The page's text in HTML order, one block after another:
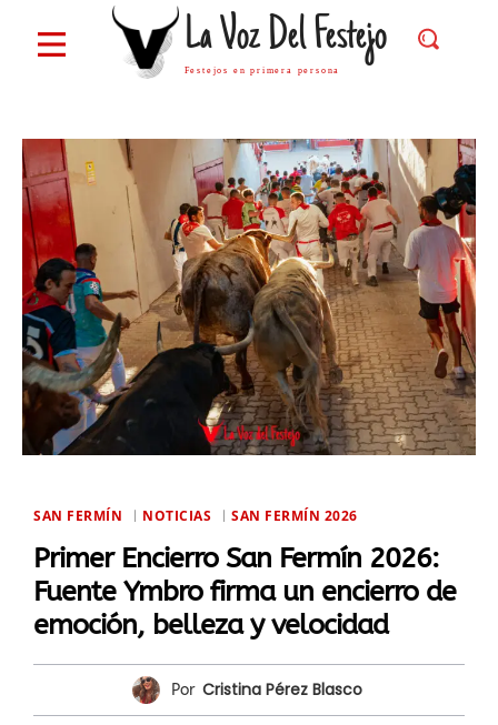
La Voz Del Festejo
Festejos en primera persona
SAN FERMÍN NOTICIAS SAN FERMÍN 2026
Primer Encierro San Fermín 2026:
Fuente Ymbro firma un encierro de
emoción, belleza y velocidad
Por Cristina Pérez Blasco